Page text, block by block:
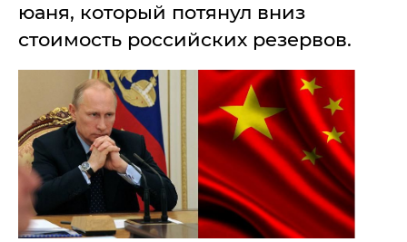
Культура
Война на Донбассе и в
Крыму
Оккупация Крыма
Новости Крыма
Донбасс
Армия Украины
Лайф стайл
Помощь проекту
Стиль Диалога
Шоу-биз
Культура
Общество
Пресс-релизы
Пресс-релизы
Авторское
Мнение
Блоги
юаня, который потянул вниз
стоимость российских резервов.